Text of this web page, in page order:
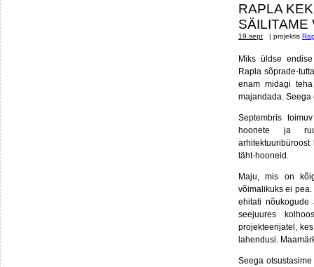
RAPLA
19.sept | projektis
Miks üldse
Rapla sõprade-
enam midagi
majandada.
Septembris
hoonete ja
täht-hooneid.
Maju, mis on
võimalikuks ei
ehitati nõukogude
seejuures
projekteerijatel,
lahendusi.
Seega